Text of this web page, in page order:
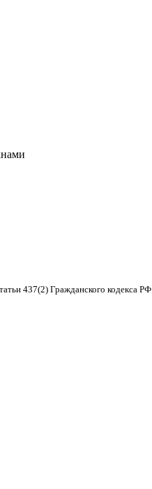
437(2) Гражданского кодекса РФ.